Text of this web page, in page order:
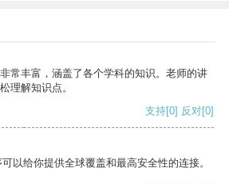
常丰富，涵盖了各个学科的知识。老师的讲
理解知识点。
支持[0] 反对[0]
以给你提供全球覆盖和最高安全性的连接。